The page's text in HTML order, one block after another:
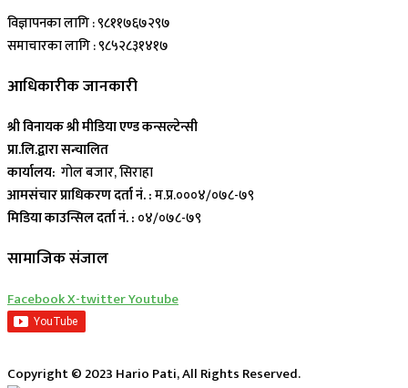
विज्ञापनका लागि : ९८११७६७२९७
समाचारका लागि : ९८५२८३१४१७
आधिकारीक जानकारी
श्री विनायक श्री मीडिया एण्ड कन्सल्टेन्सी
प्रा.लि.द्वारा सन्चालित
कार्यालय: गोल बजार, सिराहा
आमसंचार प्राधिकरण दर्ता नं. :म.प्र.०००४/०७८-७९
मिडिया काउन्सिल दर्ता नं. : ०४/०७८-७९
सामाजिक संजाल
FacebookX-twitterYoutube
Copyright © 2023 Hario Pati, All Rights Reserved.